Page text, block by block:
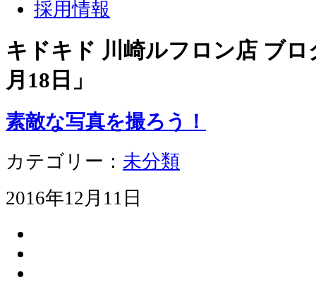
採用情報
キドキド 川崎ルフロン店 ブ
月18日 」
素敵な写真を撮ろう！
カテゴリー： 未分類
2016年12月11日